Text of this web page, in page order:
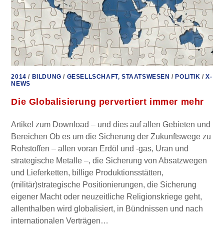
2014 / BILDUNG / GESELLSCHAFT, STAATSWESEN /POLITIK /X-
NEWS
Die Globalisierung pervertiert immer mehr
Artikel zum Download – und dies auf allen Gebieten und
Bereichen Ob es um die Sicherung der Zukunftswege zu
Rohstoffen – allen voran Erdöl und -gas, Uran und
strategische Metalle –, die Sicherung von Absatzwegen
und Lieferketten, billige Produktionsstätten,
(militär)strategische Positionierungen, die Sicherung
eigener Macht oder neuzeitliche Religionskriege geht,
allenthalben wird globalisiert, in Bündnissen und nach
internationalen Verträgen…